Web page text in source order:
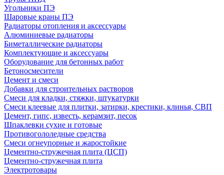
Угольники ПЭ
Шаровые краны ПЭ
Радиаторы отопления и аксессуары
Алюминиевые радиаторы
Биметаллические радиаторы
Комплектующие и аксессуары
Оборудование для бетонных работ
Бетоносмесители
Цемент и смеси
Добавки для строительных растворов
Смеси для кладки, стяжки, штукатурки
Смеси клеевые для плитки, затирки, крестики, клинья, СВП
Цемент, гипс, известь, керамзит, песок
Шпаклевки сухие и готовые
Противогололедные средства
Смеси огнеупорные и жаростойкие
Цементно-стружечная плита (ЦСП)
Цементно-стружечная плита
Электротовары